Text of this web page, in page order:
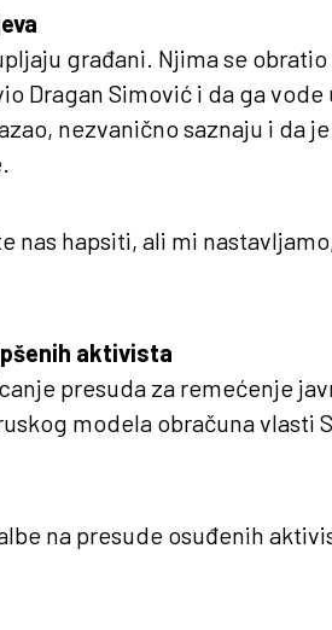
građani. Njima se
Dragan Simović i da ga vode
nezvanično saznaju i da
nas hapsiti, ali mi
aktivista
presuda za remećenje
modela obračuna vlasti
na presude osuđenih